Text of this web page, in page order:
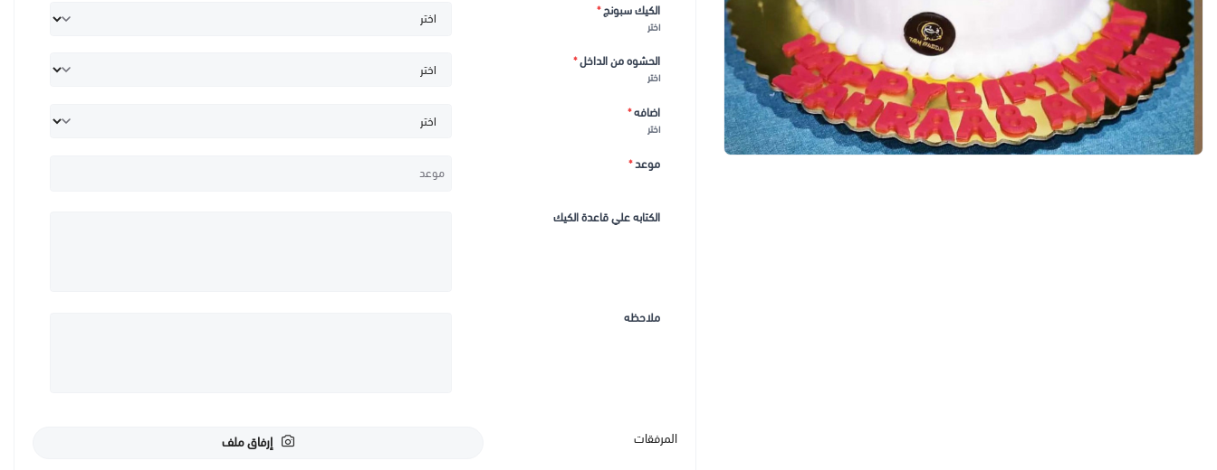
الكيك سبونج*
اختر
الحشوه من الداخل*
اختر
اضافه*
اختر
موعد*
الكتابه علي قاعدة الكيك
ملاحظه
المرفقات إرفاق ملف